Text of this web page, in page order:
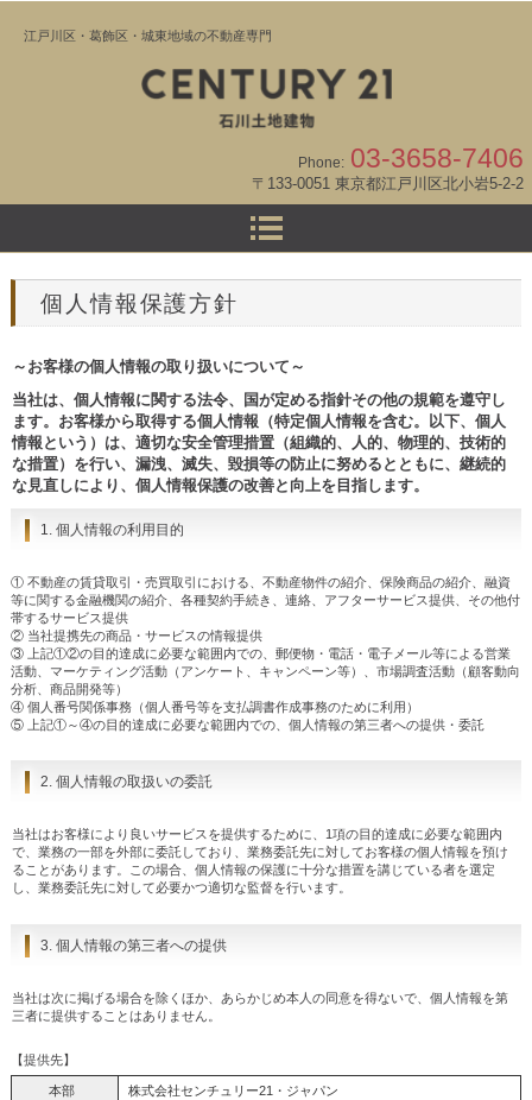
江戸川区・葛飾区・城東地域の不動産専門
Phone: 03-3658-7406
〒133-0051 東京都江戸川区北小岩5-2-2
個人情報保護方針
～お客様の個人情報の取り扱いについて～
当社は、個人情報に関する法令、国が定める指針その他の規範を遵守し
ます。お客様から取得する個人情報（特定個人情報を含む。以下、個人
情報という）は、適切な安全管理措置（組織的、人的、物理的、技術的
な措置）を行い、漏洩、滅失、毀損等の防止に努めるとともに、継続的
な見直しにより、個人情報保護の改善と向上を目指します。
1. 個人情報の利用目的
① 不動産の賃貸取引・売買取引における、不動産物件の紹介、保険商品の紹介、融資
等に関する金融機関の紹介、各種契約手続き、連絡、アフターサービス提供、その他付
帯するサービス提供
② 当社提携先の商品・サービスの情報提供
③ 上記①②の目的達成に必要な範囲内での、郵便物・電話・電子メール等による営業
活動、マーケティング活動（アンケート、キャンペーン等）、市場調査活動（顧客動向
分析、商品開発等）
④ 個人番号関係事務（個人番号等を支払調書作成事務のために利用）
⑤ 上記①～④の目的達成に必要な範囲内での、個人情報の第三者への提供・委託
2. 個人情報の取扱いの委託
当社はお客様により良いサービスを提供するために、1項の目的達成に必要な範囲内
で、業務の一部を外部に委託しており、業務委託先に対してお客様の個人情報を預け
ることがあります。この場合、個人情報の保護に十分な措置を講じている者を選定
し、業務委託先に対して必要かつ適切な監督を行います。
3. 個人情報の第三者への提供
当社は次に掲げる場合を除くほか、あらかじめ本人の同意を得ないで、個人情報を第
三者に提供することはありません。
【提供先】
本部 株式会社センチュリー21・ジャパン